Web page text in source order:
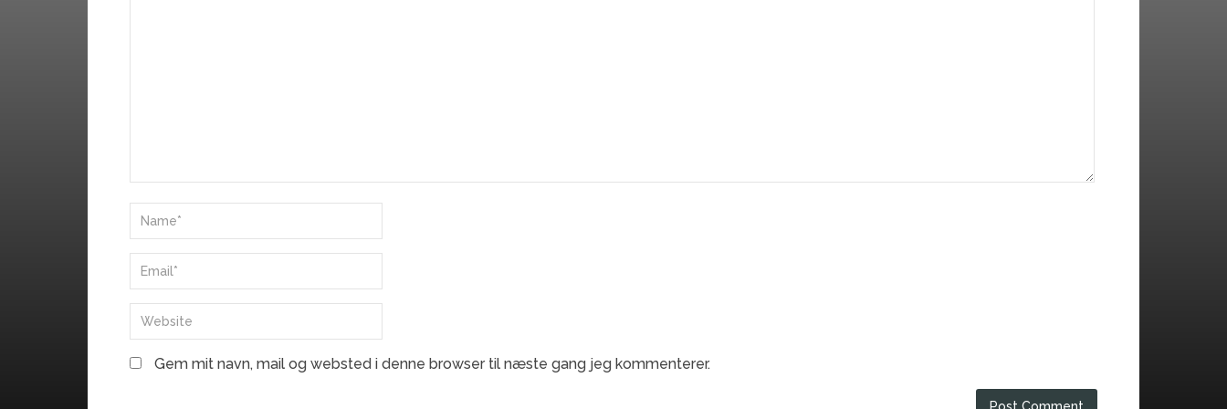
Gem mit navn, mail og websted i denne browser til næste gang jeg kommenterer.